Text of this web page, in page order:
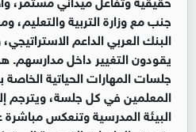
جنب مع وزارة التربية والتعليم،
البنك العربي الداعم
يقودون التغيير داخل مدارسهم.
جلسات المهارات الحياتية
المعلمين في كل جلسة، ويترجم
البيئة المدرسية وتنعكس مباشرة